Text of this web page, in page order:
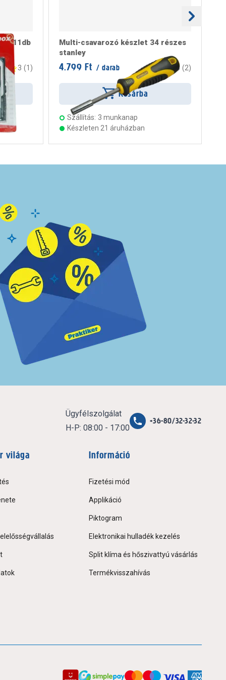
11db
3 (1 )
Multi-csavarozó készlet 34 részes
stanley
4.799 Ft / darab 3 (2)
Kosárba
Szállítás: 3 munkanap
Készleten 21 áruházban
Ügyfélszolgálat
H-P: 08:00 - 17:00
+36-80/32-32-32
világa Információ
Fizetési mód
Applikáció
Piktogram
Elektronikai hulladék kezelés
Split klíma és hőszivattyú vásárlás
Termékvisszahívás